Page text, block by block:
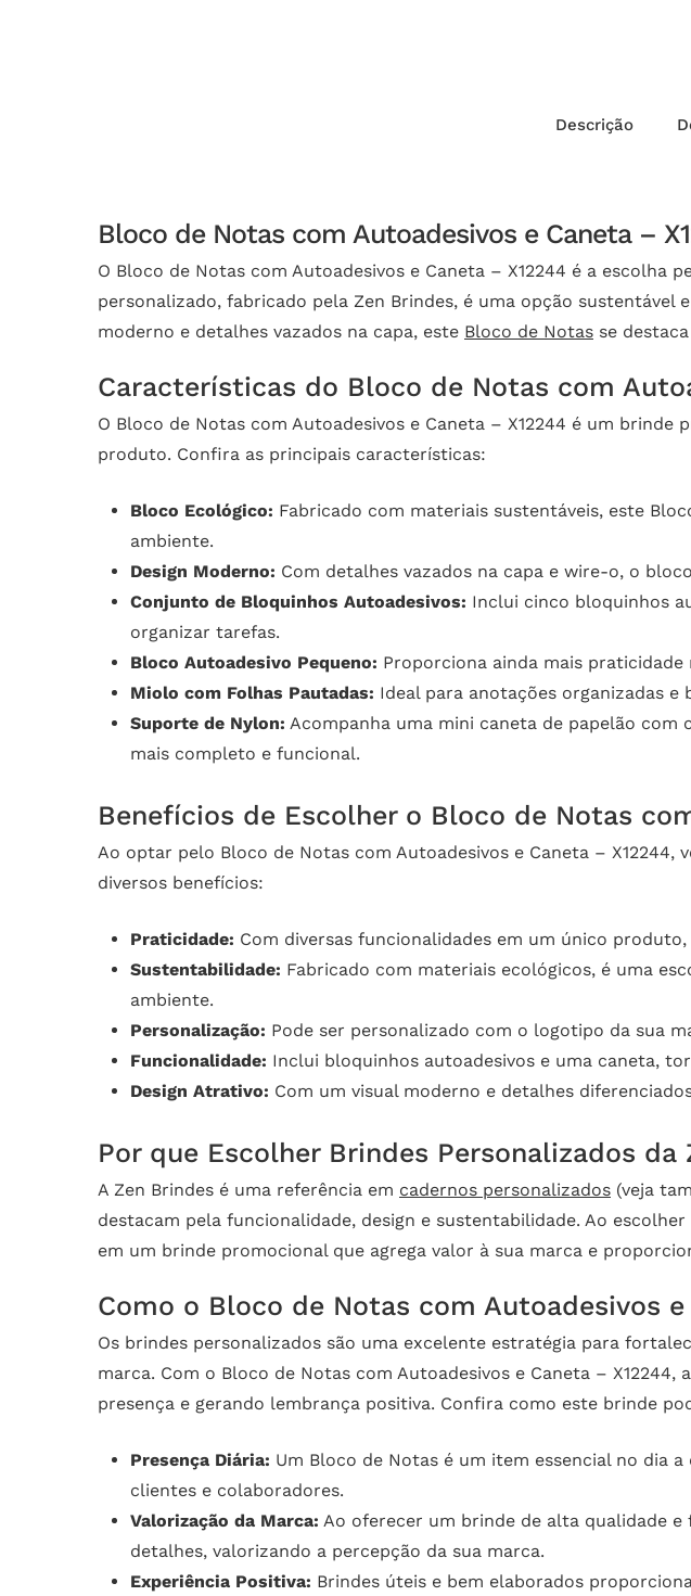
Descrição
Bloco de Notas com Autoadesivos e Caneta –
O Bloco de Notas com Autoadesivos e Caneta – X12244 é a
personalizado, fabricado pela Zen Brindes, é uma opção
moderno e detalhes vazados na capa, este Bloco de Notas se
Características do Bloco de Notas com
O Bloco de Notas com Autoadesivos e Caneta – X12244 é um
produto. Confira as principais características:
Bloco Ecológico: Fabricado com materiais sustentáveis, este
ambiente.
Design Moderno: Com detalhes vazados na capa e wire-o, o
Conjunto de Bloquinhos Autoadesivos: Inclui cinco bloquinhos
organizar tarefas.
Bloco Autoadesivo Pequeno: Proporciona ainda mais
Miolo com Folhas Pautadas: Ideal para anotações organizadas e
Suporte de Nylon: Acompanha uma mini caneta de papelão
mais completo e funcional.
Benefícios de Escolher o Bloco de Notas
Ao optar pelo Bloco de Notas com Autoadesivos e Caneta –
diversos benefícios:
Praticidade: Com diversas funcionalidades em um único
Sustentabilidade: Fabricado com materiais ecológicos, é uma
ambiente.
Personalização: Pode ser personalizado com o logotipo da sua
Funcionalidade: Inclui bloquinhos autoadesivos e uma caneta,
Design Atrativo: Com um visual moderno e detalhes
Por que Escolher Brindes Personalizados da
A Zen Brindes é uma referência em cadernos personalizados (veja
destacam pela funcionalidade, design e sustentabilidade. Ao
em um brinde promocional que agrega valor à sua marca e
Como o Bloco de Notas com Autoadesivos
Os brindes personalizados são uma excelente estratégia para
marca. Com o Bloco de Notas com Autoadesivos e Caneta –
presença e gerando lembrança positiva. Confira como este brinde
Presença Diária: Um Bloco de Notas é um item essencial no dia
clientes e colaboradores.
Valorização da Marca: Ao oferecer um brinde de alta qualidade
detalhes, valorizando a percepção da sua marca.
Experiência Positiva: Brindes úteis e bem elaborados